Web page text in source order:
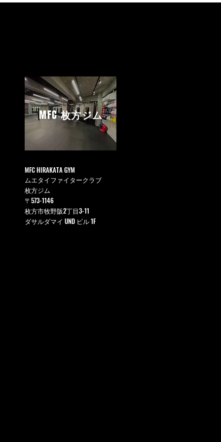
MFC枚方ジム
MFC HIRAKATA GYM
ムエタイファイタークラブ
枚方ジム
〒573-1146
枚方市牧野阪2丁目3-11
ダサルダマイ UND ビル 1F